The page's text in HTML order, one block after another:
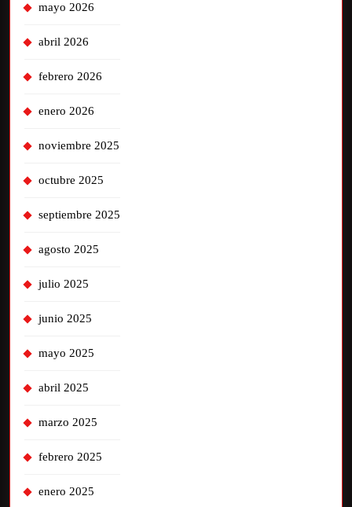
mayo 2026
abril 2026
febrero 2026
enero 2026
noviembre 2025
octubre 2025
septiembre 2025
agosto 2025
julio 2025
junio 2025
mayo 2025
abril 2025
marzo 2025
febrero 2025
enero 2025